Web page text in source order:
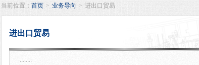
当前位置： 首页 > 业务导向 > 进出口贸易
进出口贸易
........